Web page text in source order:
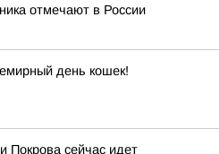
отмечают в России
день кошек!
Покрова сейчас идет